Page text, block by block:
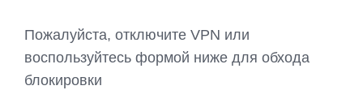
Пожалуйста, отключите VPN или
воспользуйтесь формой ниже для обхода
блокировки